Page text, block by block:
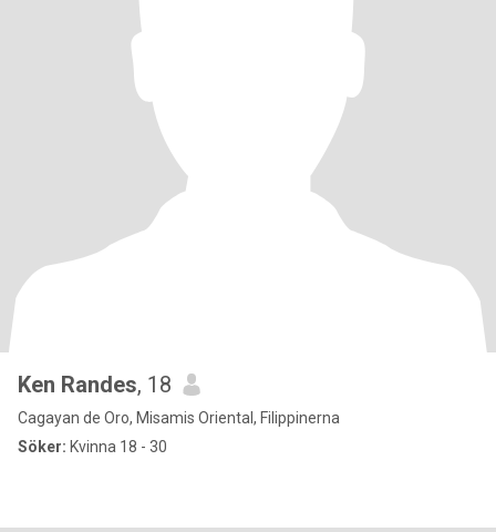
Ken Randes, 18
Cagayan de Oro, Misamis Oriental, Filippinerna
Söker: Kvinna 18 - 30